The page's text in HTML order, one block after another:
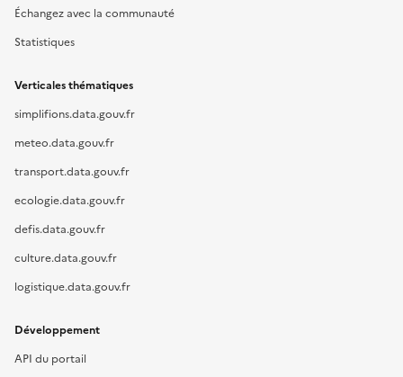
Échangez avec la communauté
Statistiques
Verticales thématiques
simplifions.data.gouv.fr
meteo.data.gouv.fr
transport.data.gouv.fr
ecologie.data.gouv.fr
defis.data.gouv.fr
culture.data.gouv.fr
logistique.data.gouv.fr
Développement
API du portail